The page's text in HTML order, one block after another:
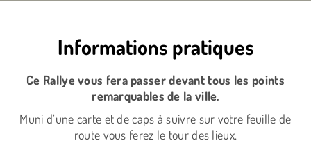
Informations pratiques
Ce Rallye vous fera passer devant tous les points
remarquables de la ville.
Muni d’une carte et de caps à suivre sur votre feuille de
route vous ferez le tour des lieux.